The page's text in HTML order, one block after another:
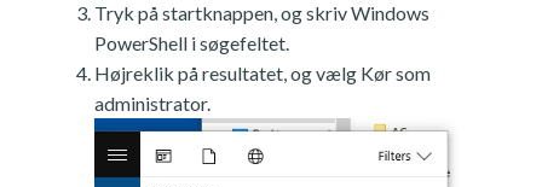
Tryk på startknappen, og skriv Windows
PowerShell i søgefeltet.
Højreklik på resultatet, og vælg Kør som
administrator.